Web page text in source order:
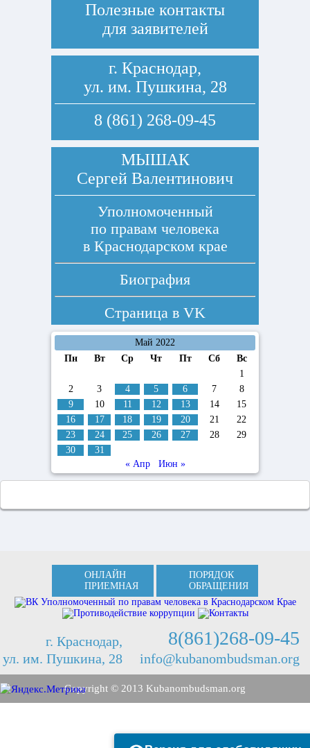
Полезные контакты
для заявителей
г. Краснодар,
ул. им. Пушкина, 28
8 (861) 268-09-45
МЫШАК
Сергей Валентинович
Уполномоченный
по правам человека
в Краснодарском крае
Биография
Страница в VK
Май 2022
Пн
Вт Ср Чт Пт Сб
Вс
1
2
3 4 5 6 7
8
9
10 11 12 13 14
15
16
17 18 19 20 21
22
23
24 25 26 27 28
29
30
31
« Апр
Июн »
ОНЛАЙН
ПРИЕМНАЯ
ПОРЯДОК
ОБРАЩЕНИЯ
г. Краснодар,
ул. им. Пушкина, 28
8(861)268-09-45
info@kubanombudsman.org
Copyright © 2013 Kubanombudsman.org